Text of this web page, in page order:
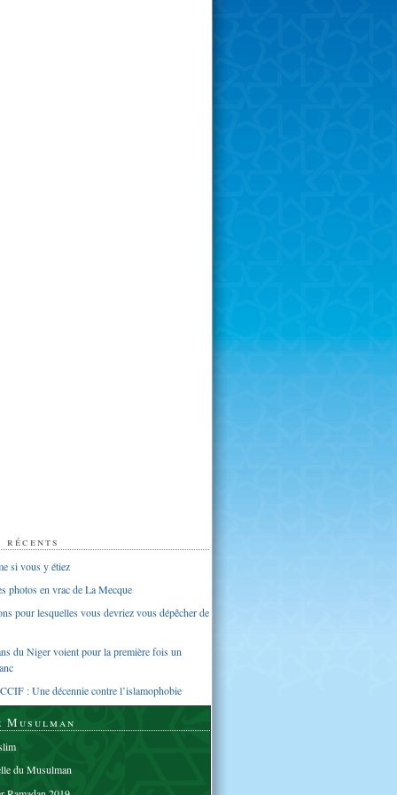
si vous y étiez
photos en vrac de La Mecque
pour lesquelles vous devriez vous dépêcher de
du Niger voient pour la première fois un
: Une décennie contre l’islamophobie
Musulman
du Musulman